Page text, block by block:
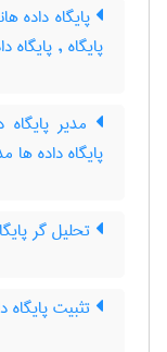
پایگاه , پایگاه
مدیر
پایگاه داده ها
تحلیل گر
تثبیت پایگاه